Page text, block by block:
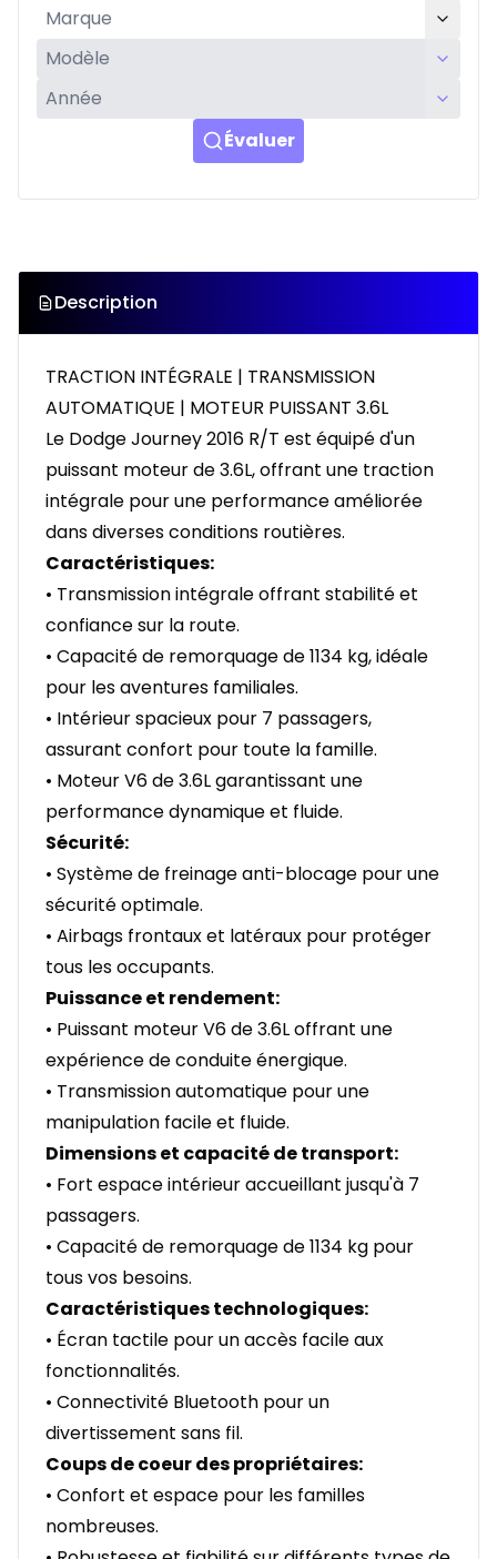
Évaluer
Description
TRACTION INTÉGRALE | TRANSMISSION
AUTOMATIQUE | MOTEUR PUISSANT 3.6L
Le Dodge Journey 2016 R/T est équipé d'un
puissant moteur de 3.6L, offrant une traction
intégrale pour une performance améliorée
dans diverses conditions routières.
Caractéristiques:
• Transmission intégrale offrant stabilité et
confiance sur la route.
• Capacité de remorquage de 1134 kg, idéale
pour les aventures familiales.
• Intérieur spacieux pour 7 passagers,
assurant confort pour toute la famille.
• Moteur V6 de 3.6L garantissant une
performance dynamique et fluide.
Sécurité:
• Système de freinage anti-blocage pour une
sécurité optimale.
• Airbags frontaux et latéraux pour protéger
tous les occupants.
Puissance et rendement:
• Puissant moteur V6 de 3.6L offrant une
expérience de conduite énergique.
• Transmission automatique pour une
manipulation facile et fluide.
Dimensions et capacité de transport:
• Fort espace intérieur accueillant jusqu'à 7
passagers.
• Capacité de remorquage de 1134 kg pour
tous vos besoins.
Caractéristiques technologiques:
• Écran tactile pour un accès facile aux
fonctionnalités.
• Connectivité Bluetooth pour un
divertissement sans fil.
Coups de coeur des propriétaires:
• Confort et espace pour les familles
nombreuses.